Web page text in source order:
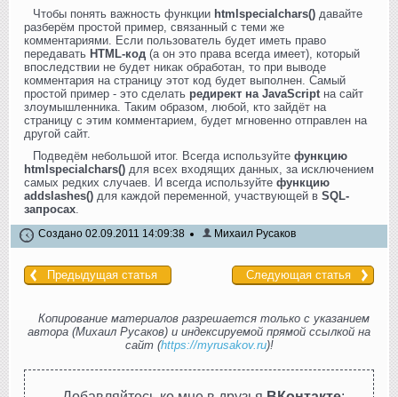
Чтобы понять важность функции htmlspecialchars() давайте
разберём простой пример, связанный с теми же
комментариями. Если пользователь будет иметь право
передавать HTML-код (а он это права всегда имеет), который
впоследствии не будет никак обработан, то при выводе
комментария на страницу этот код будет выполнен. Самый
простой пример - это сделать редирект на JavaScriptна сайт
злоумышленника. Таким образом, любой, кто зайдёт на
страницу с этим комментарием, будет мгновенно отправлен на
другой сайт.
Подведём небольшой итог. Всегда используйте функцию
htmlspecialchars() для всех входящих данных, за исключением
самых редких случаев. И всегда используйте функцию
addslashes() для каждой переменной, участвующей в SQL-
запросах.
Создано 02.09.2011 14:09:38 Михаил Русаков
Предыдущая статья Следующая статья
Копирование материалов разрешается только с указанием
автора (Михаил Русаков) и индексируемой прямой ссылкой на
сайт (https://myrusakov.ru)!